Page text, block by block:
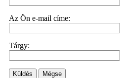
Az Ön e-mail címe:
Tárgy:
Küldés Mégse